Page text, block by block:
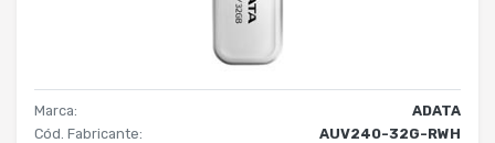
Marca:
ADATA
Cód. Fabricante:
AUV240-32G-RWH